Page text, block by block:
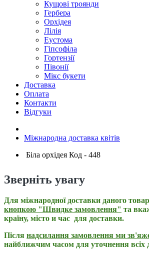
Кущові троянди
Гербера
Орхідея
Лілія
Еустома
Гіпсофіла
Гортензії
Півонії
Мікс букети
Доставка
Оплата
Контакти
Відгуки
Міжнародна доставка квітів
Біла орхідея Код - 448
Зверніть увагу
Для міжнародної доставки даного
кнопкою "Швидке замовлення" та
країну, місто и час для доставки.
Після надсилання замовлення ми
найближчим часом для уточнення всіх